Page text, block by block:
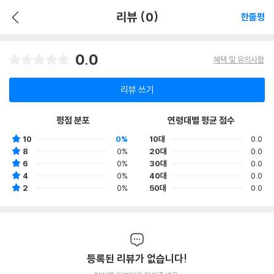
리뷰 (0) 한줄평
0.0 혜택 및 유의사항
리뷰 쓰기
평점 분포
10
0%
8
0%
6
0%
4
0%
2
0%
연령대별 평균 점수
10대
0.0
20대
0.0
30대
0.0
40대
0.0
50대
0.0
등록된 리뷰가 없습니다!